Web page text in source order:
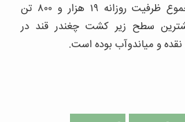
میاندوآب و پیرانشهر با مجموع ظرفیت روزانه ۱۹ هزار و ۸۰۰ تن
سطح زیر کشت چغندر قند در
نقده و میاندوآب بوده است.